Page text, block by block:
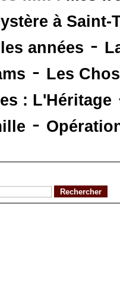
à Saint-
années -
- Les
: L'Héritage
-